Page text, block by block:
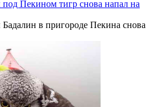
Пекином тигр снова напал на
в пригороде Пекина снова